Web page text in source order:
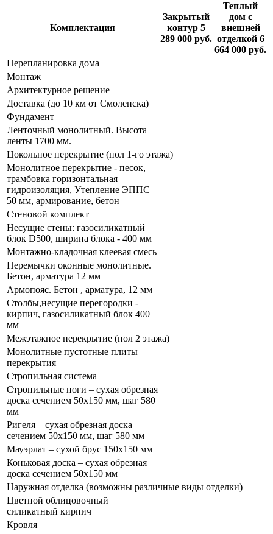
Комплектация
Закрытый
контур 5
289 000 руб.
Теплый
дом с
внешней
отделкой 6
664 000 руб.
Перепланировка дома
Монтаж
Архитектурное решение
Доставка (до 10 км от Смоленска)
Фундамент
Ленточный монолитный. Высота
ленты 1700 мм.
Цокольное перекрытие (пол 1-го этажа)
Монолитное перекрытие - песок,
трамбовка горизонтальная
гидроизоляция, Утепление ЭППС
50 мм, армирование, бетон
Стеновой комплект
Несущие стены: газосиликатный
блок D500, ширина блока - 400 мм
Монтажно-кладочная клеевая смесь
Перемычки оконные монолитные.
Бетон, арматура 12 мм
Армопояс. Бетон , арматура, 12 мм
Столбы,несущие перегородки -
кирпич, газосиликатный блок 400
мм
Межэтажное перекрытие (пол 2 этажа)
Монолитные пустотные плиты
перекрытия
Стропильная система
Стропильные ноги – сухая обрезная
доска сечением 50x150 мм, шаг 580
мм
Ригеля – сухая обрезная доска
сечением 50x150 мм, шаг 580 мм
Мауэрлат – сухой брус 150x150 мм
Коньковая доска – сухая обрезная
доска сечением 50x150 мм
Наружная отделка (возможны различные виды отделки)
Цветной облицовочный
силикатный кирпич
Кровля